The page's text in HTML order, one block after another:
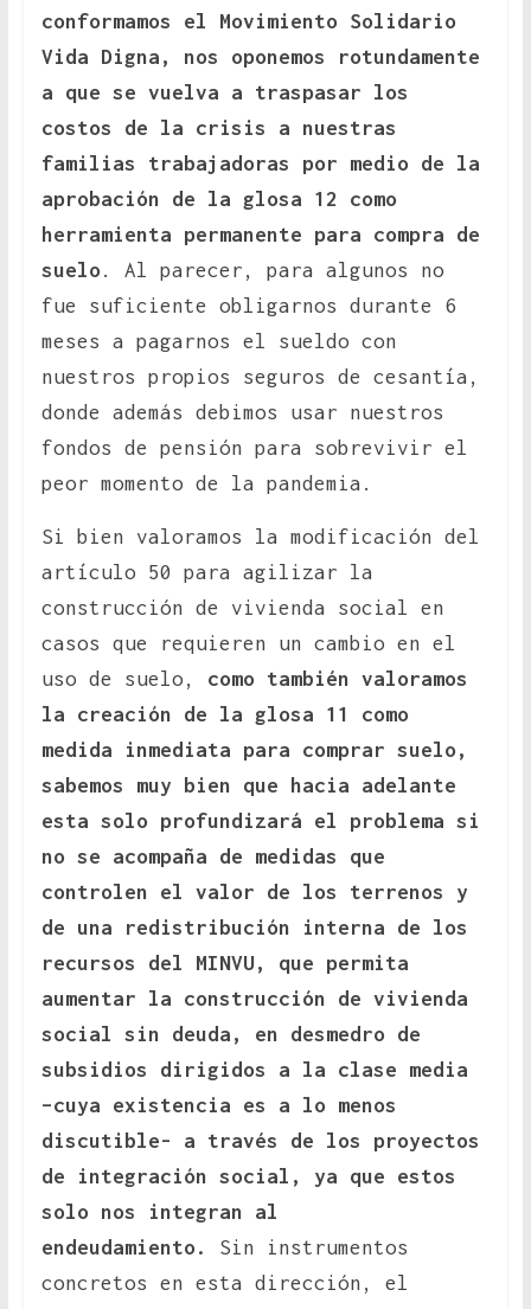
conformamos el Movimiento Solidario
Vida Digna,
nos oponemos rotundamente
a que se vuelva a traspasar los
costos de la crisis a nuestras
familias trabajadoras por medio de la
aprobación de la glosa 12 como
herramienta permanente para compra de
suelo . Al parecer, para algunos no
fue suficiente obligarnos durante 6
meses a pagarnos el sueldo con
nuestros propios seguros de cesantía,
donde además debimos usar nuestros
fondos de pensión para sobrevivir el
peor momento de la pandemia.
Si bien valoramos la modificación del
artículo 50 para agilizar la
construcción de vivienda social en
casos que requieren un cambio en el
uso de suelo,
como también valoramos
la creación de la glosa 11 como
medida inmediata para comprar suelo,
sabemos muy bien que hacia adelante
esta solo profundizará el problema si
no se acompaña de medidas que
controlen el valor de los terrenos y
de una redistribución interna de los
recursos del MINVU, que permita
aumentar la construcción de vivienda
social sin deuda, en desmedro de
subsidios dirigidos a la clase media
–cuya existencia es a lo menos
discutible- a través de los proyectos
de integración social, ya que estos
solo nos integran al
endeudamiento.
Sin instrumentos
concretos en esta dirección, el